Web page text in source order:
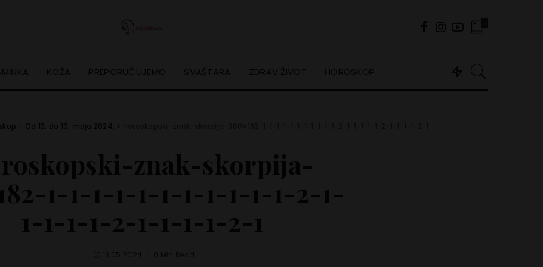
KOŽA PREPORUČUJEMO SVAŠTARA ZDRAV ŽIVOT HOROSKOP
– Od 13. do 19. maja 2024. >
znak-skorpija-
1-1-1-1-1-1-1-1-1-1-1-2-1-
1-1-1-1-2-1-1-1-1-2-1
13.05.2024.